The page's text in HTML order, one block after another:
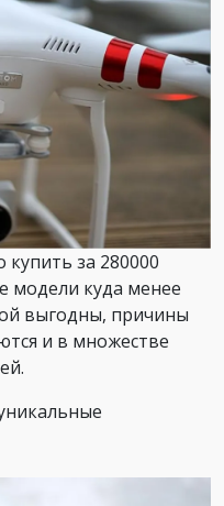
за 280000
модели куда менее
выгодны, причины
и в множестве